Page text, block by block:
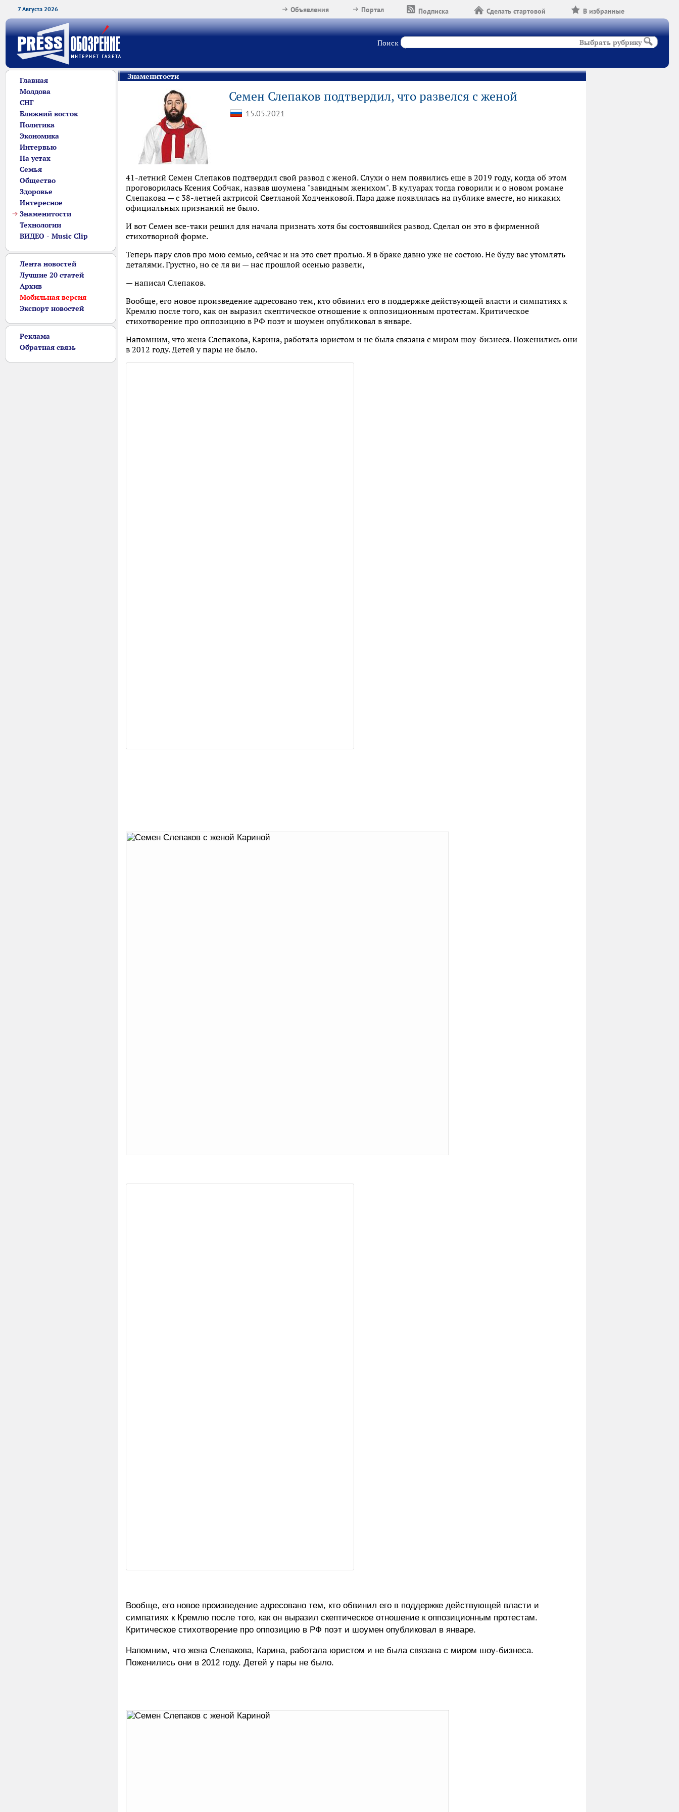
7 Августа 2026 В избранные
Сделать стартовой
Подписка
Портал
Объявления
Поиск Выбрать рубрику
Главная
Молдова
СНГ
Ближний восток
Политика
Экономика
Интервью
На устах
Семья
Общество
Здоровье
Интересное
Знаменитости
Технологии
ВИДЕО - Music Clip
Лента новостей
Лучшие 20 статей
Архив
Мобильная версия
Экспорт новостей
Реклама
Обратная связь
Знаменитости
Семен Слепаков подтвердил, что развелся с женой
15.05.2021
41-летний Семен Слепаков подтвердил свой развод с женой. Слухи о нем появились еще в 2019 году, когда об этом
проговорилась Ксения Собчак, назвав шоумена "завидным женихом". В кулуарах тогда говорили и о новом романе
Слепакова — с 38-летней актрисой Светланой Ходченковой. Пара даже появлялась на публике вместе, но никаких
официальных признаний не было.
И вот Семен все-таки решил для начала признать хотя бы состоявшийся развод. Сделал он это в фирменной
стихотворной форме.
Теперь пару слов про мою семью, сейчас и на это свет пролью. Я в браке давно уже не состою. Не буду вас утомлять
деталями. Грустно, но се ля ви — нас прошлой осенью развели,
— написал Слепаков.
Вообще, его новое произведение адресовано тем, кто обвинил его в поддержке действующей власти и симпатиях к
Кремлю после того, как он выразил скептическое отношение к оппозиционным протестам. Критическое
стихотворение про оппозицию в РФ поэт и шоумен опубликовал в январе.
Напомним, что жена Слепакова, Карина, работала юристом и не была связана с миром шоу-бизнеса. Поженились они
в 2012 году. Детей у пары не было.
Вообще, его новое произведение адресовано тем, кто обвинил его в поддержке действующей власти и
симпатиях к Кремлю после того, как он выразил скептическое отношение к оппозиционным протестам.
Критическое стихотворение про оппозицию в РФ поэт и шоумен опубликовал в январе.
Напомним, что жена Слепакова, Карина, работала юристом и не была связана с миром шоу-бизнеса.
Поженились они в 2012 году. Детей у пары не было.